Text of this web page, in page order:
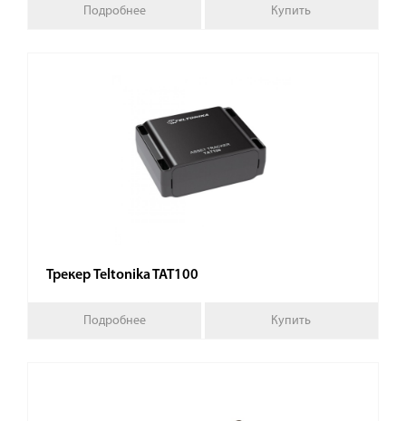
Подробнее Купить
Трекер Teltonika TAT100
Подробнее Купить